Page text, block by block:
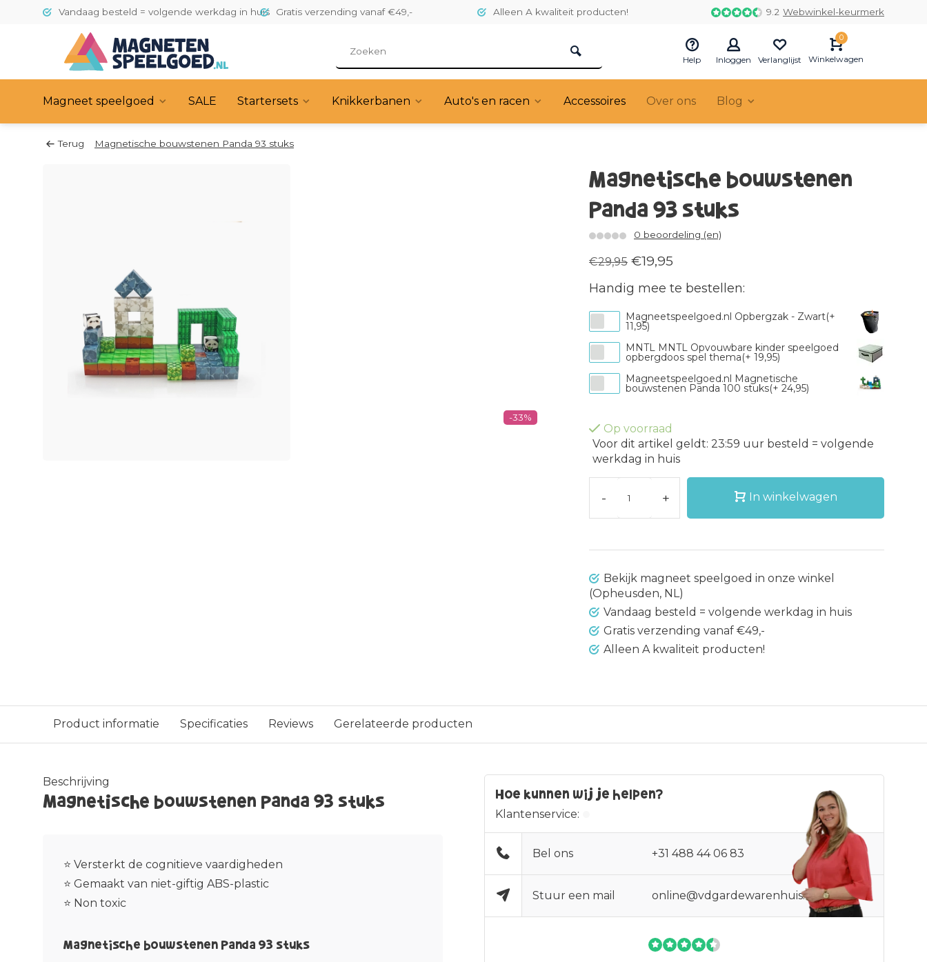
Vandaag besteld = volgende werkdag in huis Gratis verzending vanaf €49,- Alleen A kwaliteit producten! 9.2 Webwinkel-keurmerk
Help Inloggen Verlanglijst
0
Winkelwagen
Magneet speelgoed SALE Startersets Knikkerbanen Auto's en racen Accessoires Over ons Blog
Terug Magnetische bouwstenen Panda 93 stuks
-33%
Magnetische bouwstenen
Panda 93 stuks
0 beoordeling (en)
€29,95 €19,95
Handig mee te bestellen:
Magneetspeelgoed.nl Opbergzak - Zwart(+
11,95)
MNTL MNTL Opvouwbare kinder speelgoed
opbergdoos spel thema(+ 19,95)
Magneetspeelgoed.nl Magnetische
bouwstenen Panda 100 stuks(+ 24,95)
Op voorraad
Voor dit artikel geldt: 23:59 uur besteld = volgende
werkdag in huis
- + In winkelwagen
Bekijk magneet speelgoed in onze winkel
(Opheusden, NL)
Vandaag besteld = volgende werkdag in huis
Gratis verzending vanaf €49,-
Alleen A kwaliteit producten!
Product informatie Specificaties Reviews Gerelateerde producten
Beschrijving
Magnetische bouwstenen Panda 93 stuks
⭐ Versterkt de cognitieve vaardigheden
⭐ Gemaakt van niet-giftig ABS-plastic
⭐ Non toxic
Magnetische bouwstenen Panda 93 stuks
Hoe kunnen wij je helpen?
Klantenservice:
Bel ons +31 488 44 06 83
Stuur een mail online@vdgardewarenhuis.nl